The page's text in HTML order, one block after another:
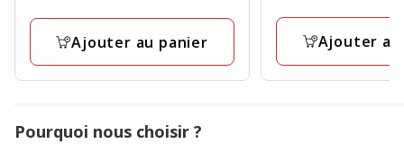
Ajouter au panier
à
7.17€ Ajouter
Pourquoi nous choisir ?